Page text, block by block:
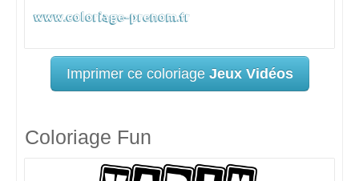
Imprimer ce coloriage Jeux Vidéos
Coloriage Fun